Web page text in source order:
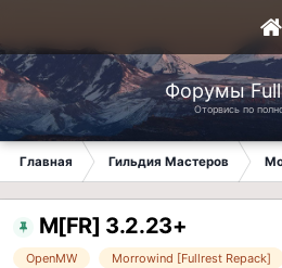
Форумы
Оторвись по
Главная Гильдия Мастеров
M[FR] 3.2.23+
OpenMW Morrowind [Fullrest Repack]